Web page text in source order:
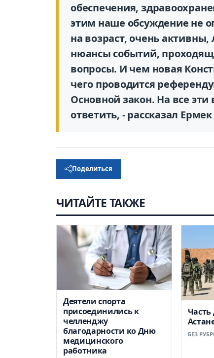
обеспечения,
этим наше обсуждение не
на возраст, очень
нюансы событий,
вопросы. И чем новая
чего проводится
Основной закон. На все
ответить, - рассказал
Поделиться
ЧИТАЙТЕ ТАКЖЕ
Деятели спорта
присоединились к
челленджу
благодарности ко Дню
медицинского
работника
Часть
БЕЗ